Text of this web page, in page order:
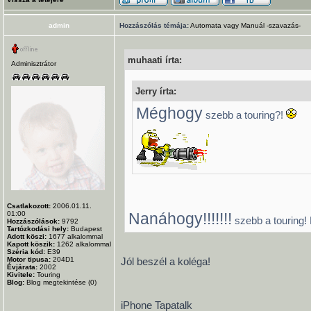
admin Hozzászólás témája:Automata vagy Manuál -szavazás-
Adminisztrátor
Csatlakozott: 2006.01.11.
01:00
Hozzászólások: 9792
Tartózkodási hely: Budapest
Adott köszi: 1677 alkalommal
Kapott köszik: 1262 alkalommal
Széria kód: E39
Motor tipusa: 204D1
Évjárata: 2002
Kivitele: Touring
Blog: Blog megtekintése (0)
muhaati írta:
Jerry írta:
Méghogy szebb a touring?!
Nanáhogy!!!!!!! szebb a touring!
Jól beszél a koléga!
iPhone Tapatalk